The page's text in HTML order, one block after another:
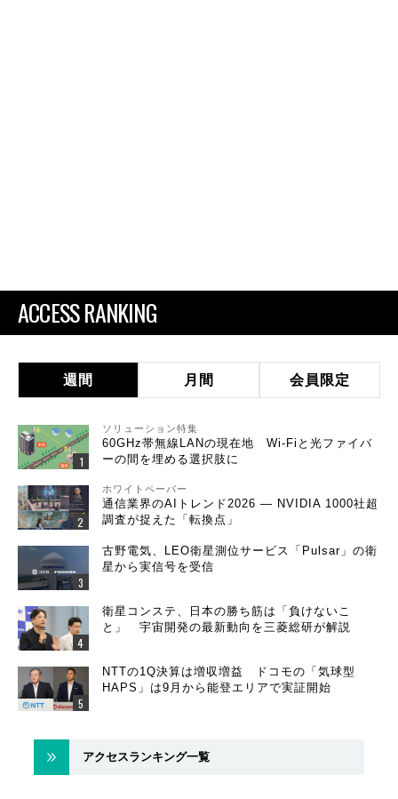
ACCESS RANKING
週間 月間 会員限定
ソリューション特集
60GHz帯無線LANの現在地 Wi-Fiと光ファイバ
ーの間を埋める選択肢に
ホワイトペーパー
通信業界のAIトレンド2026 ― NVIDIA 1000社超
調査が捉えた「転換点」
古野電気、LEO衛星測位サービス「Pulsar」の衛
星から実信号を受信
衛星コンステ、日本の勝ち筋は「負けないこ
と」 宇宙開発の最新動向を三菱総研が解説
NTTの1Q決算は増収増益 ドコモの「気球型
HAPS」は9月から能登エリアで実証開始
アクセスランキング一覧